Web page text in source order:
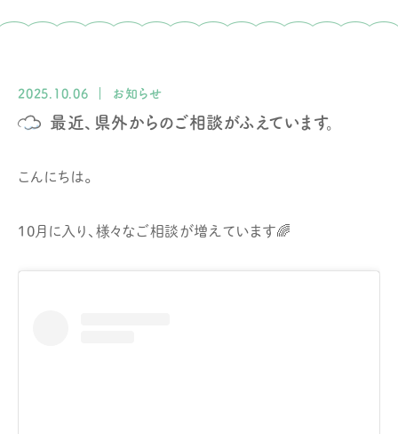
2025.10.06 お知らせ
最近、県外からのご相談がふえています。
こんにちは。
10月に入り、様々なご相談が増えています🌈